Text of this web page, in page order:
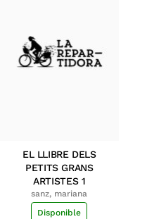
EL LLIBRE DELS
PETITS GRANS
ARTISTES 1
sanz, mariana
Disponible